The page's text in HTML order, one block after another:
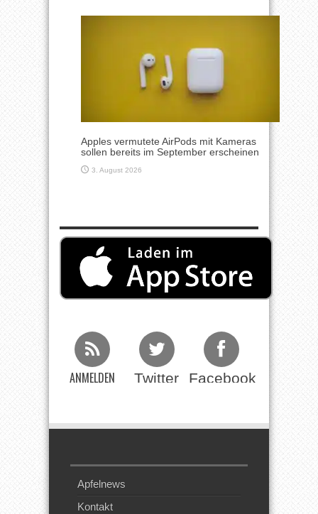
Apples vermutete AirPods mit Kameras
sollen bereits im September erscheinen
3. August 2026
ANMELDEN Twitter Facebook
Apfelnews
Kontakt